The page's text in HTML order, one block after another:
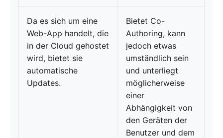
Da es sich um eine
Web-App handelt, die
in der Cloud gehostet
wird, bietet sie
automatische
Updates.
Bietet Co-
Authoring, kann
jedoch etwas
umständlich sein
und unterliegt
möglicherweise
einer
Abhängigkeit von
den Geräten der
Benutzer und dem